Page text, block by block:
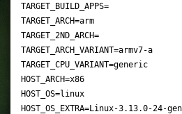
TARGET_BUILD_APPS=
TARGET_ARCH=arm
TARGET_2ND_ARCH=
TARGET_ARCH_VARIANT=armv7-a
TARGET_CPU_VARIANT=generic
HOST_ARCH=x86
HOST_OS=linux
HOST_OS_EXTRA=Linux-3.13.0-